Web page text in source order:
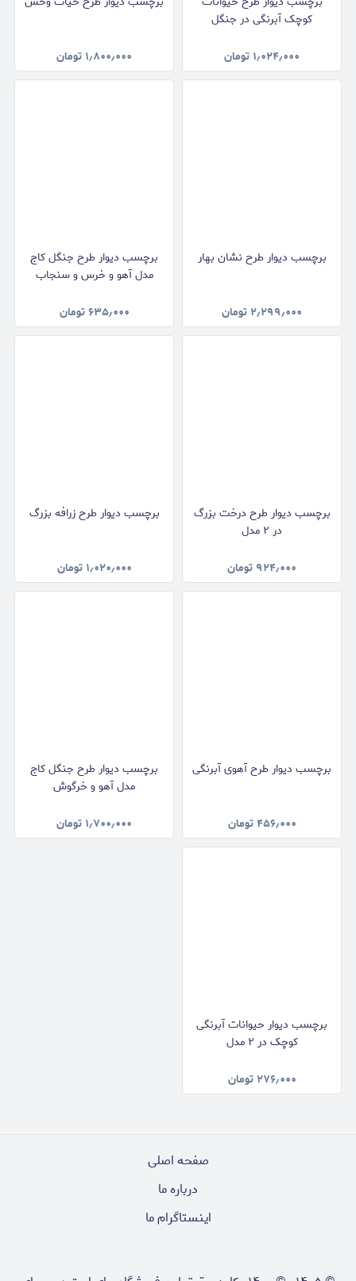
کوچک آبرنگی در جنگل
۱٫۰۲۴٫۰۰۰ تومان ۱٫۸۰۰٫۰۰۰ تومان
برچسب دیوار طرح نشان بهار
۲٫۲۹۹٫۰۰۰ تومان
برچسب دیوار طرح جنگل کاج
مدل آهو و خرس و سنجاب
۶۳۵٫۰۰۰تومان
برچسب دیوار طرح درخت بزرگ
در ۲ مدل
۹۲۴٫۰۰۰ تومان
برچسب دیوار طرح زرافه بزرگ
۱٫۰۲۰٫۰۰۰ تومان
برچسب دیوار طرح آهوی آبرنگی
۴۵۶٫۰۰۰ تومان
برچسب دیوار طرح جنگل کاج
مدل آهو و خرگوش
۱٫۷۰۰٫۰۰۰ تومان
برچسب دیوار حیوانات آبرنگی
کوچک در ۲ مدل
۲۷۶٫۰۰۰ تومان
صفحه اصلی
درباره ما
اینستاگرام ما